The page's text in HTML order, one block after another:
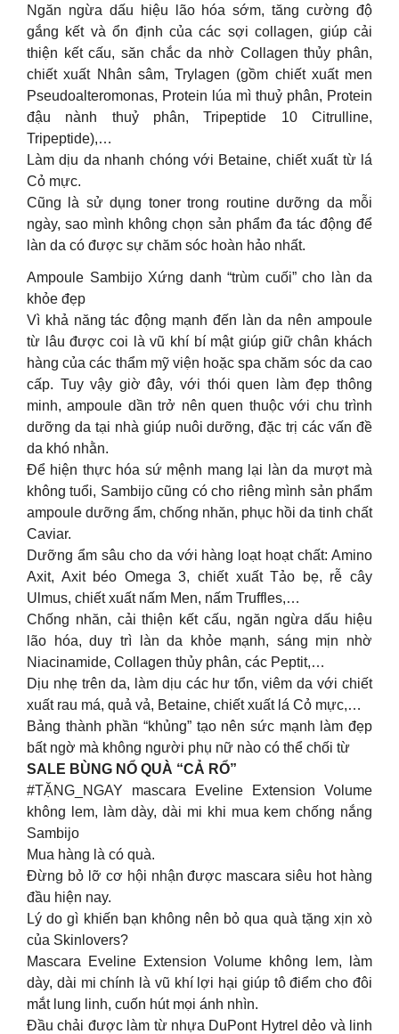
Ngăn ngừa dấu hiệu lão hóa sớm, tăng cường độ
gắng kết và ổn định của các sợi collagen, giúp cải
thiện kết cấu, săn chắc da nhờ Collagen thủy phân,
chiết xuất Nhân sâm, Trylagen (gồm chiết xuất men
Pseudoalteromonas, Protein lúa mì thuỷ phân, Protein
đậu nành thuỷ phân, Tripeptide 10 Citrulline,
Tripeptide),…
Làm dịu da nhanh chóng với Betaine, chiết xuất từ lá
Cỏ mực.
Cũng là sử dụng toner trong routine dưỡng da mỗi
ngày, sao mình không chọn sản phẩm đa tác động để
làn da có được sự chăm sóc hoàn hảo nhất.
Ampoule Sambijo Xứng danh “trùm cuối” cho làn da
khỏe đẹp
Vì khả năng tác động mạnh đến làn da nên ampoule
từ lâu được coi là vũ khí bí mật giúp giữ chân khách
hàng của các thẩm mỹ viện hoặc spa chăm sóc da cao
cấp. Tuy vậy giờ đây, với thói quen làm đẹp thông
minh, ampoule dần trở nên quen thuộc với chu trình
dưỡng da tại nhà giúp nuôi dưỡng, đặc trị các vấn đề
da khó nhằn.
Để hiện thực hóa sứ mệnh mang lại làn da mượt mà
không tuổi, Sambijo cũng có cho riêng mình sản phẩm
ampoule dưỡng ẩm, chống nhăn, phục hồi da tinh chất
Caviar.
Dưỡng ẩm sâu cho da với hàng loạt hoạt chất: Amino
Axit, Axit béo Omega 3, chiết xuất Tảo bẹ, rễ cây
Ulmus, chiết xuất nấm Men, nấm Truffles,…
Chống nhăn, cải thiện kết cấu, ngăn ngừa dấu hiệu
lão hóa, duy trì làn da khỏe mạnh, sáng mịn nhờ
Niacinamide, Collagen thủy phân, các Peptit,…
Dịu nhẹ trên da, làm dịu các hư tổn, viêm da với chiết
xuất rau má, quả vả, Betaine, chiết xuất lá Cỏ mực,…
Bảng thành phần “khủng” tạo nên sức mạnh làm đẹp
bất ngờ mà không người phụ nữ nào có thể chối từ
SALE BÙNG NỔ QUÀ “CẢ RỔ”
#TẶNG_NGAY mascara Eveline Extension Volume
không lem, làm dày, dài mi khi mua kem chống nắng
Sambijo
Mua hàng là có quà.
Đừng bỏ lỡ cơ hội nhận được mascara siêu hot hàng
đầu hiện nay.
Lý do gì khiến bạn không nên bỏ qua quà tặng xịn xò
của Skinlovers?
Mascara Eveline Extension Volume không lem, làm
dày, dài mi chính là vũ khí lợi hại giúp tô điểm cho đôi
mắt lung linh, cuốn hút mọi ánh nhìn.
Đầu chải được làm từ nhựa DuPont Hytrel dẻo và linh